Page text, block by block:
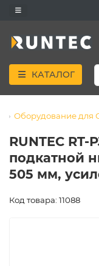
КАТАЛОГ
Оборудование для
RUNTEC
подкатной
505 мм,
Код товара: 11088